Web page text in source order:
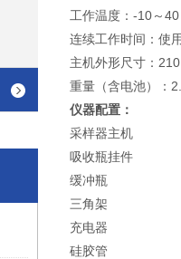
工作温度：-10～
连续工作时间：使
主机外形尺寸：
重量（含电池）：
仪器配置：
采样器主机
吸收瓶挂件
缓冲瓶
三角架
充电器
硅胶管